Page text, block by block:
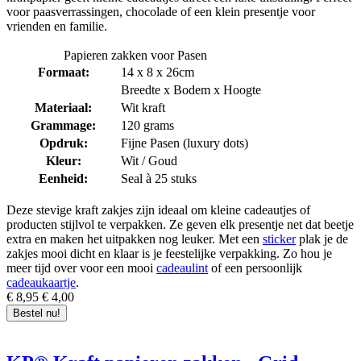
voor paasverrassingen, chocolade of een klein presentje voor
vrienden en familie.
Papieren zakken voor Pasen
Formaat:
14 x 8 x 26cm
Breedte x Bodem x Hoogte
Materiaal:
Wit kraft
Grammage:
120 grams
Opdruk:
Fijne Pasen (luxury dots)
Kleur:
Wit / Goud
Eenheid:
Seal à 25 stuks
Deze stevige kraft zakjes zijn ideaal om kleine cadeautjes of
producten stijlvol te verpakken. Ze geven elk presentje net dat beetje
extra en maken het uitpakken nog leuker. Met een stickerplak je de
zakjes mooi dicht en klaar is je feestelijke verpakking. Zo hou je
meer tijd over voor een mooi cadeaulint of een persoonlijk
cadeaukaartje.
€ 8,95 € 4,00
Bestel nu!